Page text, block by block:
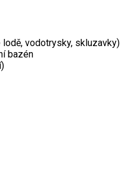
vodotrysky, skluzavky)
bazén